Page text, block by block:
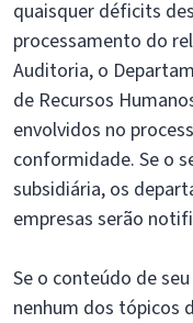
quaisquer déficits
processamento do
Auditoria, o
de Recursos
envolvidos no
conformidade. Se o
subsidiária, os
empresas serão
Se o conteúdo de
nenhum dos tópicos